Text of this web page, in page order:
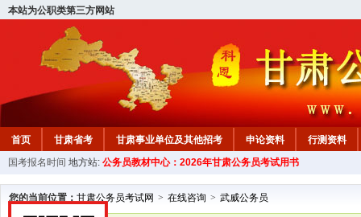
本站为公职类第三方网站
首页 甘肃省考 甘肃事业单位及其他招考 申论资料
行测资料
国考报名时间 地方站: 公务员教材中心：2026年甘肃公务员考试用书
您的当前位置： 甘肃公务员考试网 > 在线咨询 > 武威公务员